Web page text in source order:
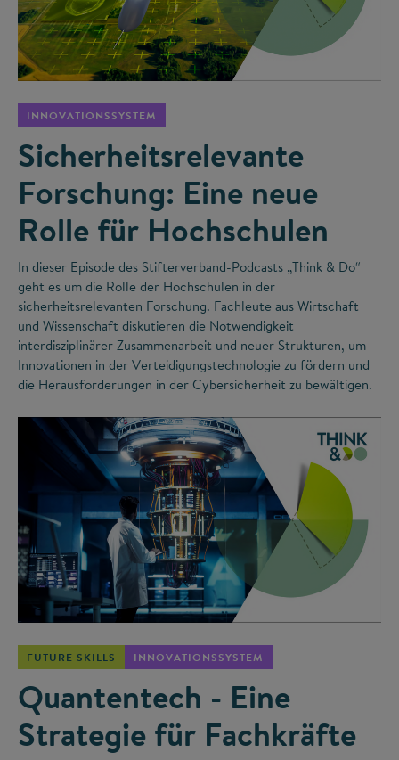
INNOVATIONSSYSTEM
Sicherheitsrelevante
Forschung: Eine neue
Rolle für Hochschulen
In dieser Episode des Stifterverband-Podcasts „Think & Do“
geht es um die Rolle der Hochschulen in der
sicherheitsrelevanten Forschung. Fachleute aus Wirtschaft
und Wissenschaft diskutieren die Notwendigkeit
interdisziplinärer Zusammenarbeit und neuer Strukturen, um
Innovationen in der Verteidigungstechnologie zu fördern und
die Herausforderungen in der Cybersicherheit zu bewältigen.
FUTURE SKILLS INNOVATIONSSYSTEM
Quantentech - Eine
Strategie für Fachkräfte